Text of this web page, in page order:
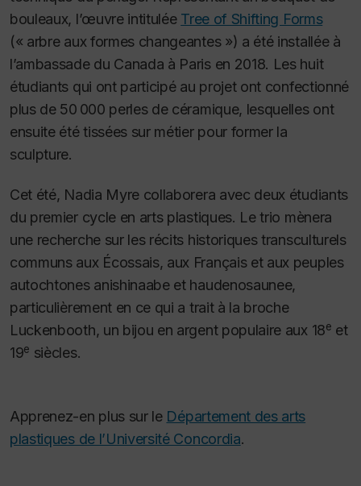
bouleaux, l’œuvre intitulée Tree of Shifting Forms
(« arbre aux formes changeantes ») a été installée à
l’ambassade du Canada à Paris en 2018. Les huit
étudiants qui ont participé au projet ont confectionné
plus de 50 000 perles de céramique, lesquelles ont
ensuite été tissées sur métier pour former la
sculpture.
Cet été, Nadia Myre collaborera avec deux étudiants
du premier cycle en arts plastiques. Le trio mènera
une recherche sur les récits historiques transculturels
communs aux Écossais, aux Français et aux peuples
autochtones anishinaabe et haudenosaunee,
particulièrement en ce qui a trait à la broche
Luckenbooth, un bijou en argent populaire aux 18e et
19e siècles.
Apprenez-en plus sur le Département des arts
plastiques de l’Université Concordia.